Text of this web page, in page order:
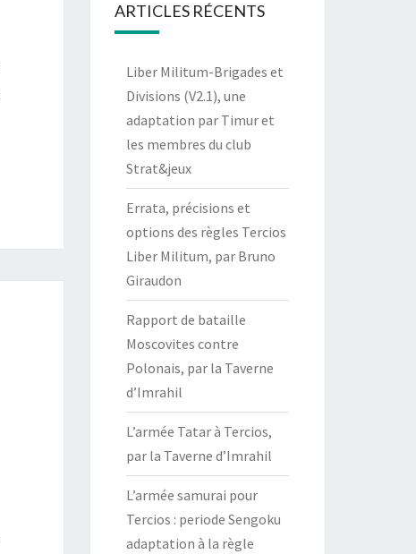
ARTICLES RÉCENTS
Liber Militum-Brigades et
Divisions (V2.1), une
adaptation par Timur et
les membres du club
Strat&jeux
Errata, précisions et
options des règles Tercios
Liber Militum, par Bruno
Giraudon
Rapport de bataille
Moscovites contre
Polonais, par la Taverne
d’Imrahil
L’armée Tatar à Tercios,
par la Taverne d’Imrahil
L’armée samurai pour
Tercios : periode Sengoku
adaptation à la règle